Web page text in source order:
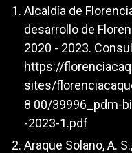
Alcaldía de
desarrollo de
2020 - 2023.
https://
sites/
8 00/39996_pdm-
-2023-1.pdf
Araque Solano, A.